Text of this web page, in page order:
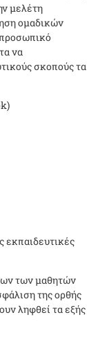
μελέτη
ομαδικών
να
σκοπούς τα
εκπαιδευτικές
των μαθητών
της ορθής
ληφθεί τα εξής